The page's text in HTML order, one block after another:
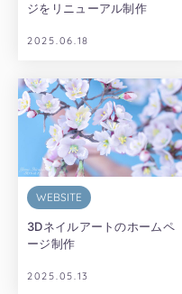
ジをリニューアル制作
2025.06.18
WEBSITE
3Dネイルアートのホームペ
ージ制作
2025.05.13